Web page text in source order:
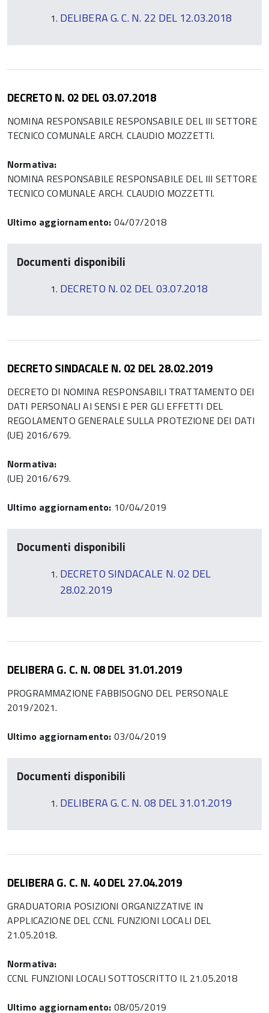
DELIBERA G. C. N. 22 DEL 12.03.2018
DECRETO N. 02 DEL 03.07.2018
NOMINA RESPONSABILE RESPONSABILE DEL III SETTORE
TECNICO COMUNALE ARCH. CLAUDIO MOZZETTI.
Normativa:
NOMINA RESPONSABILE RESPONSABILE DEL III SETTORE
TECNICO COMUNALE ARCH. CLAUDIO MOZZETTI.
Ultimo aggiornamento: 04/07/2018
Documenti disponibili
DECRETO N. 02 DEL 03.07.2018
DECRETO SINDACALE N. 02 DEL 28.02.2019
DECRETO DI NOMINA RESPONSABILI TRATTAMENTO DEI
DATI PERSONALI AI SENSI E PER GLI EFFETTI DEL
REGOLAMENTO GENERALE SULLA PROTEZIONE DEI DATI
(UE) 2016/679.
Normativa:
(UE) 2016/679.
Ultimo aggiornamento: 10/04/2019
Documenti disponibili
DECRETO SINDACALE N. 02 DEL
28.02.2019
DELIBERA G. C. N. 08 DEL 31.01.2019
PROGRAMMAZIONE FABBISOGNO DEL PERSONALE
2019/2021.
Ultimo aggiornamento: 03/04/2019
Documenti disponibili
DELIBERA G. C. N. 08 DEL 31.01.2019
DELIBERA G. C. N. 40 DEL 27.04.2019
GRADUATORIA POSIZIONI ORGANIZZATIVE IN
APPLICAZIONE DEL CCNL FUNZIONI LOCALI DEL
21.05.2018.
Normativa:
CCNL FUNZIONI LOCALI SOTTOSCRITTO IL 21.05.2018
Ultimo aggiornamento: 08/05/2019